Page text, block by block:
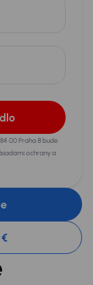
00 Praha 8 bude
ochrany a